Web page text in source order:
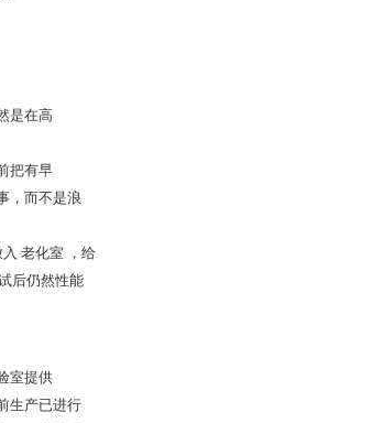
是在高
把有早
，而不是浪
老化室 ，给
后仍然性能
室提供
生产已进行